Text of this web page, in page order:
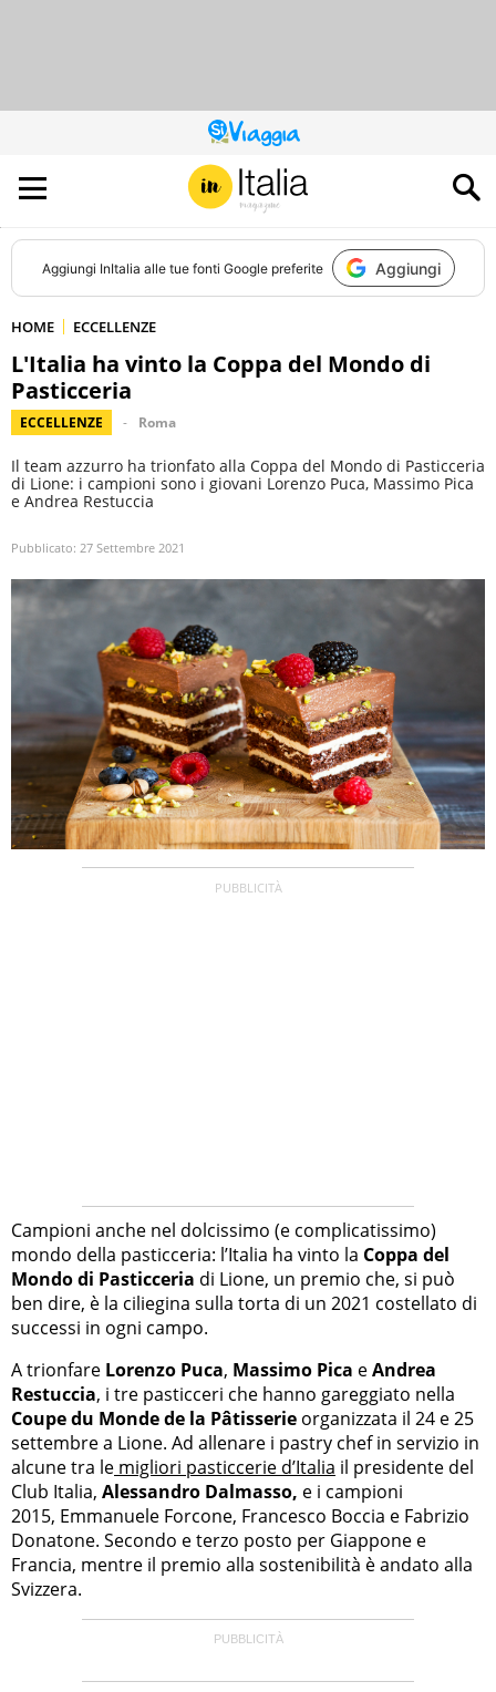
QUESTO
SITO
CONTRIBUISCE
ALL’AUDIENCE
DI
Aggiungi InItalia alle tue fonti Google preferite Aggiungi
HOME ECCELLENZE
L'Italia ha vinto la Coppa del Mondo di
Pasticceria
ECCELLENZE Roma
Il team azzurro ha trionfato alla Coppa del Mondo di Pasticceria
di Lione: i campioni sono i giovani Lorenzo Puca, Massimo Pica
e Andrea Restuccia
Pubblicato: 27 Settembre 2021
Campioni anche nel dolcissimo (e complicatissimo)
mondo della pasticceria: l’Italia ha vinto la Coppa del
Mondo di Pasticceria di Lione, un premio che, si può
ben dire, è la ciliegina sulla torta di un 2021 costellato di
successi in ogni campo.
A trionfare Lorenzo Puca, Massimo Pica eAndrea
Restuccia, i tre pasticceri che hanno gareggiato nella
Coupe du Monde de la Pâtisserie organizzata il 24 e 25
settembre a Lione. Ad allenare i pastry chef in servizio in
alcune tra le migliori pasticcerie d’Italia il presidente del
Club Italia, Alessandro Dalmasso, e i campioni
2015, Emmanuele Forcone, Francesco Boccia e Fabrizio
Donatone. Secondo e terzo posto per Giappone e
Francia, mentre il premio alla sostenibilità è andato alla
Svizzera.